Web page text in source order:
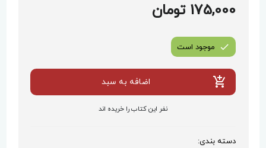
175,000 تومان
موجود است
اضافه به سبد
نفر این کتاب را خریده اند
دسته بندی: